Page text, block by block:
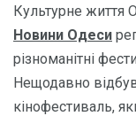
Культурне життя
Новини Одеси
різноманітні
Нещодавно
кінофестиваль,